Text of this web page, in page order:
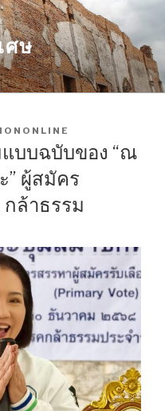
ศษ
แบบฉบับของ “ณ
” ผู้สมัคร
กล้าธรรม